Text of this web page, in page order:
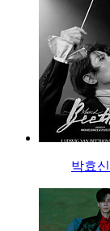
박효